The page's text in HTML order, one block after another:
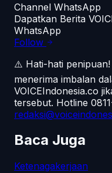
Channel WhatsApp
Dapatkan Berita
WhatsApp
Follow
⚠️ Hati-hati penipuan!
menerima imbalan
VOICEIndonesia.co
tersebut. Hotline
Baca Juga
Ketenagakerjaan